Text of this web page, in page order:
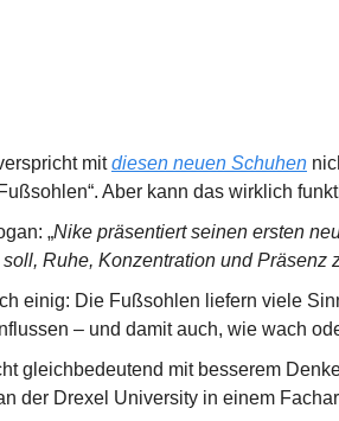
mit diesen neuen Schuhen
Aber kann das wirklich
„Nike präsentiert seinen ersten
Ruhe, Konzentration und Präsenz
einig: Die Fußsohlen liefern viele
– und damit auch, wie wach
gleichbedeutend mit besserem
der Drexel University in einem